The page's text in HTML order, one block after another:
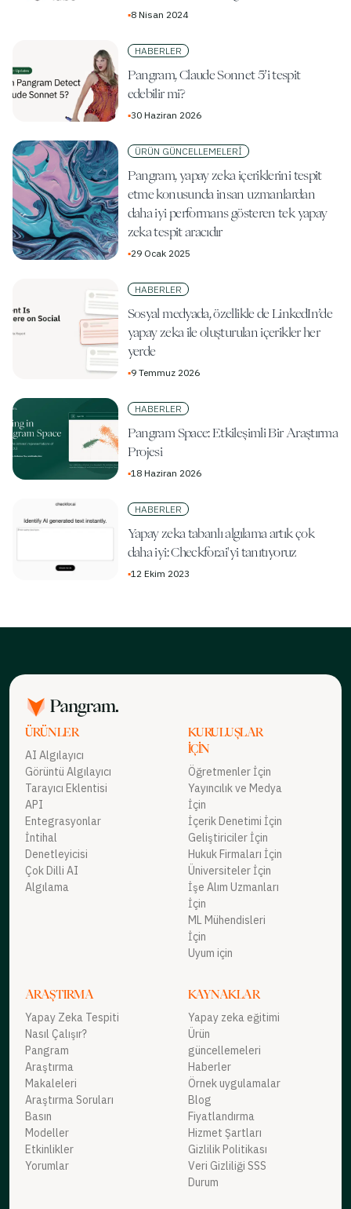
▪8 Nisan 2024
HABERLER
Pangram, Claude Sonnet 5’i tespit
edebilir mi?
▪30 Haziran 2026
ÜRÜN GÜNCELLEMELERI
Pangram, yapay zeka içeriklerini tespit
etme konusunda insan uzmanlardan
daha iyi performans gösteren tek yapay
zeka tespit aracıdır
▪29 Ocak 2025
HABERLER
Sosyal medyada, özellikle de LinkedIn’de
yapay zeka ile oluşturulan içerikler her
yerde
▪9 Temmuz 2026
HABERLER
Pangram Space: Etkileşimli Bir Araştırma
Projesi
▪18 Haziran 2026
HABERLER
Yapay zeka tabanlı algılama artık çok
daha iyi: Checkfor.ai'yi tanıtıyoruz
▪12 Ekim 2023
ÜRÜNLER
AI Algılayıcı
Görüntü Algılayıcı
Tarayıcı Eklentisi
API
Entegrasyonlar
İntihal
Denetleyicisi
Çok Dilli AI
Algılama
KURULUŞLAR
İÇIN
Öğretmenler İçin
Yayıncılık ve Medya
İçin
İçerik Denetimi İçin
Geliştiriciler İçin
Hukuk Firmaları İçin
Üniversiteler İçin
İşe Alım Uzmanları
İçin
ML Mühendisleri
İçin
Uyum için
ARAŞTIRMA
Yapay Zeka Tespiti
Nasıl Çalışır?
Pangram
Araştırma
Makaleleri
Araştırma Soruları
Basın
Modeller
Etkinlikler
Yorumlar
KAYNAKLAR
Yapay zeka eğitimi
Ürün
güncellemeleri
Haberler
Örnek uygulamalar
Blog
Fiyatlandırma
Hizmet Şartları
Gizlilik Politikası
Veri Gizliliği SSS
Durum